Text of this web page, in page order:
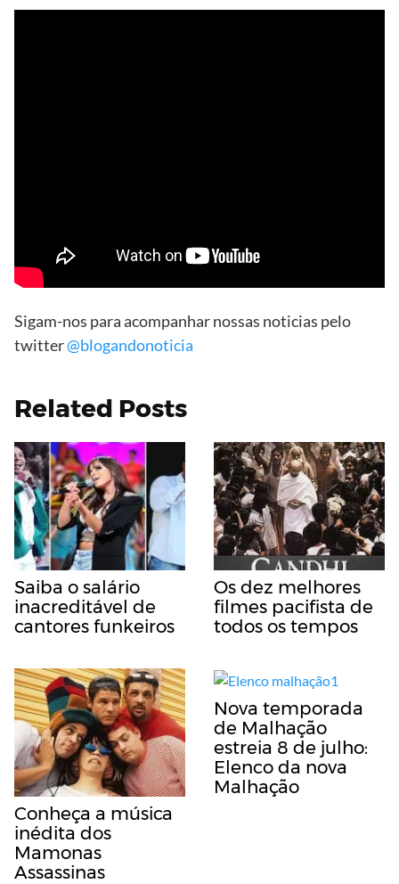
Sigam-nos para acompanhar nossas noticias pelo
twitter@blogandonoticia
Related Posts
Saiba o salário
inacreditável de
cantores funkeiros
Os dez melhores
filmes pacifista de
todos os tempos
Conheça a música
inédita dos
Mamonas
Assassinas
Nova temporada
de Malhação
estreia 8 de julho:
Elenco da nova
Malhação